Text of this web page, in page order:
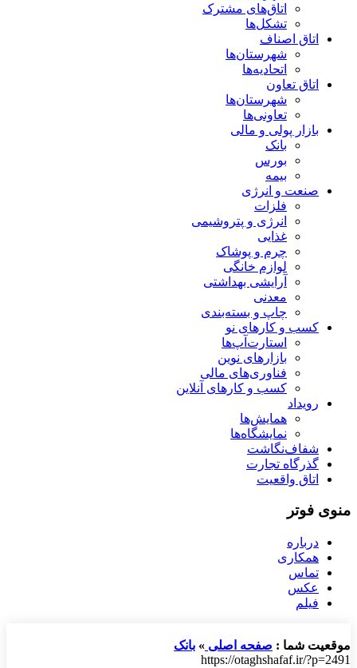
اتاق‌های مشترک
تشکل‌ها
اتاق اصناف
شهرستان‌ها
اتحادیه‌ها
اتاق تعاون
شهرستان‌ها
تعاونی‌ها
بازار پولی و مالی
بانک
بورس
بیمه
صنعت و انرژی
فلزات
انرژی و پتروشیمی
غذایی
چرم و پوشاک
لوازم خانگی
آرایشی بهداشتی
معدنی
چاپ و بسته‌بندی
کسب و کارهای نو
استارت‌آپ‌ها
بازارهای نوین
فناوری‌های مالی
کسب و کارهای آنلاین
رویداد
همایش‌ها
نمایشگاه‌ها
شفاف‌نگاشت
گذرگاه تجارت
اتاق واقعیت
منوی فوتر
درباره
همکاری
تماس
عکس
فیلم
موقعیت شما : صفحه اصلی » بانک
https://otaghshafaf.ir/?p=2491